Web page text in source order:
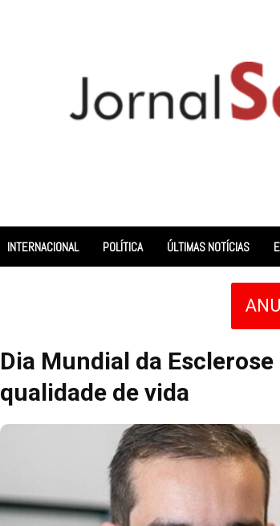
INTERNACIONAL POLÍTICA ÚLTIMAS NOTÍCIAS
Dia Mundial da
qualidade de vida